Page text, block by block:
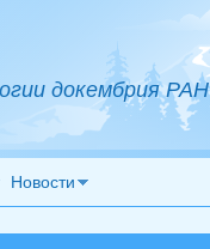
докембрия РАН
Новости